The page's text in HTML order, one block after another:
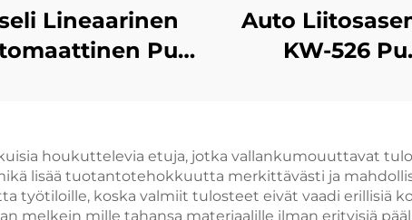
Lineaarinen
Pu
Laite
Kaapit
Auto
KW-526 Pu
houkuttelevia etuja, jotka vallankumouuttavat
lisää tuotantotehokkuutta merkittävästi ja
työtiloille, koska valmiit tulosteet eivät vaadi erillisiä
melkein mille tahansa materiaalille ilman erityisiä